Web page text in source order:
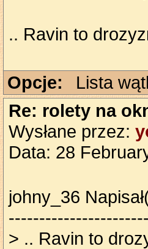
.. Ravin to
Opcje: Lista
Re: rolety na
Wysłane przez:
Data: 28
johny_36
> .. Ravin to